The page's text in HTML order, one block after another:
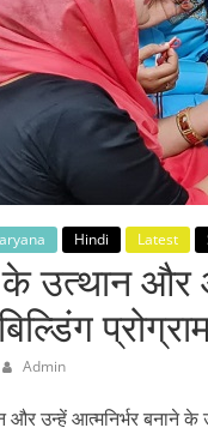
Hindi Latest
उत्थान और
Admin
उन्हें आत्मनिर्भर बनाने के